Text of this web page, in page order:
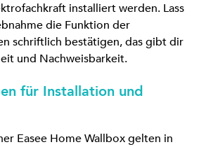
installiert werden. Lass
die Funktion der
schriftlich bestätigen, das gibt dir
und Nachweisbarkeit.
für Installation und
Easee Home Wallbox gelten in